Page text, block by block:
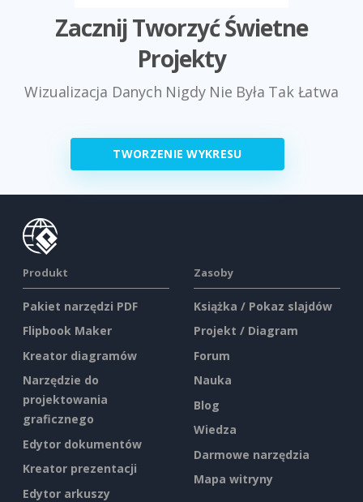
Zacznij Tworzyć Świetne
Projekty
Wizualizacja Danych Nigdy Nie Była Tak Łatwa
TWORZENIE WYKRESU
Produkt
Pakiet narzędzi PDF
Flipbook Maker
Kreator diagramów
Narzędzie do
projektowania
graficznego
Edytor dokumentów
Kreator prezentacji
Edytor arkuszy
Zasoby
Książka / Pokaz slajdów
Projekt / Diagram
Forum
Nauka
Blog
Wiedza
Darmowe narzędzia
Mapa witryny